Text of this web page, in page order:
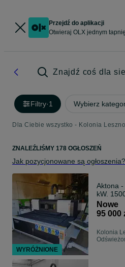
Przejdź do aplikacji
Otwieraj OLX jednym
Znajdź coś dla
Filtry·1 Wybierz
Dla Ciebie wszystko - Kolonia
ZNALEŹLIŚMY 178 OGŁOSZEŃ
Jak pozycjonowane są ogłoszenia?
Aktona -
kW.
Nowe
95 000
Kolonia
WYRÓŻNIONE